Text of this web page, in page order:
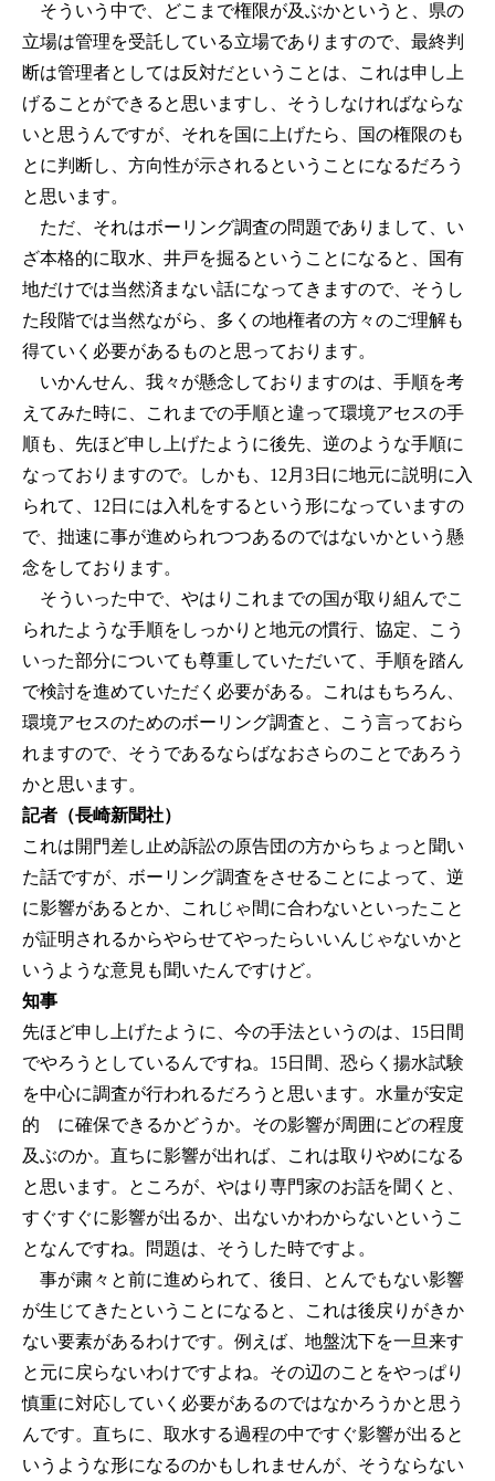
そういう中で、どこまで権限が及ぶかというと、県の
立場は管理を受託している立場でありますので、最終判
断は管理者としては反対だということは、これは申し上
げることができると思いますし、そうしなければならな
いと思うんですが、それを国に上げたら、国の権限のも
とに判断し、方向性が示されるということになるだろう
と思います。
ただ、それはボーリング調査の問題でありまして、い
ざ本格的に取水、井戸を掘るということになると、国有
地だけでは当然済まない話になってきますので、そうし
た段階では当然ながら、多くの地権者の方々のご理解も
得ていく必要があるものと思っております。
いかんせん、我々が懸念しておりますのは、手順を考
えてみた時に、これまでの手順と違って環境アセスの手
順も、先ほど申し上げたように後先、逆のような手順に
なっておりますので。しかも、12月3日に地元に説明に入
られて、12日には入札をするという形になっていますの
で、拙速に事が進められつつあるのではないかという懸
念をしております。
そういった中で、やはりこれまでの国が取り組んでこ
られたような手順をしっかりと地元の慣行、協定、こう
いった部分についても尊重していただいて、手順を踏ん
で検討を進めていただく必要がある。これはもちろん、
環境アセスのためのボーリング調査と、こう言っておら
れますので、そうであるならばなおさらのことであろう
かと思います。
記者（長崎新聞社）
これは開門差し止め訴訟の原告団の方からちょっと聞い
た話ですが、ボーリング調査をさせることによって、逆
に影響があるとか、これじゃ間に合わないといったこと
が証明されるからやらせてやったらいいんじゃないかと
いうような意見も聞いたんですけど。
知事
先ほど申し上げたように、今の手法というのは、15日間
でやろうとしているんですね。15日間、恐らく揚水試験
を中心に調査が行われるだろうと思います。水量が安定
的 に確保できるかどうか。その影響が周囲にどの程度
及ぶのか。直ちに影響が出れば、これは取りやめになる
と思います。ところが、やはり専門家のお話を聞くと、
すぐすぐに影響が出るか、出ないかわからないというこ
となんですね。問題は、そうした時ですよ。
事が粛々と前に進められて、後日、とんでもない影響
が生じてきたということになると、これは後戻りがきか
ない要素があるわけです。例えば、地盤沈下を一旦来す
と元に戻らないわけですよね。その辺のことをやっぱり
慎重に対応していく必要があるのではなかろうかと思う
んです。直ちに、取水する過程の中ですぐ影響が出ると
いうような形になるのかもしれませんが、そうならない